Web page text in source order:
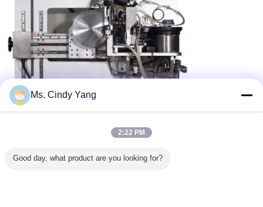
Ms. Cindy Yang
2:22 PM
Good day, what product are you looking for?